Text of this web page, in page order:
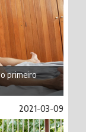
primeiro
2021-03-09